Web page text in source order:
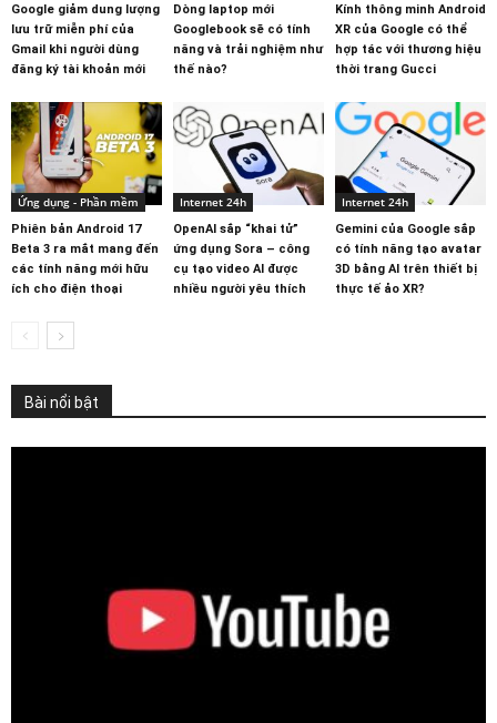
Google giảm dung lượng
lưu trữ miễn phí của
Gmail khi người dùng
đăng ký tài khoản mới
Dòng laptop mới
Googlebook sẽ có tính
năng và trải nghiệm như
thế nào?
Kính thông minh Android
XR của Google có thể
hợp tác với thương hiệu
thời trang Gucci
Ứng dụng - Phần mềm
Phiên bản Android 17
Beta 3 ra mắt mang đến
các tính năng mới hữu
ích cho điện thoại
Internet 24h
OpenAI sắp “khai tử”
ứng dụng Sora – công
cụ tạo video AI được
nhiều người yêu thích
Internet 24h
Gemini của Google sắp
có tính năng tạo avatar
3D bằng AI trên thiết bị
thực tế ảo XR?
Bài nổi bật